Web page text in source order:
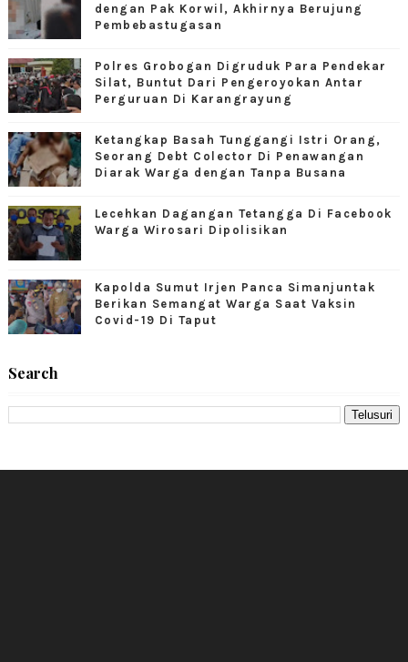
dengan Pak Korwil, Akhirnya Berujung
Pembebastugasan
Polres Grobogan Digruduk Para Pendekar
Silat, Buntut Dari Pengeroyokan Antar
Perguruan Di Karangrayung
Ketangkap Basah Tunggangi Istri Orang,
Seorang Debt Colector Di Penawangan
Diarak Warga dengan Tanpa Busana
Lecehkan Dagangan Tetangga Di Facebook
Warga Wirosari Dipolisikan
Kapolda Sumut Irjen Panca Simanjuntak
Berikan Semangat Warga Saat Vaksin
Covid-19 Di Taput
Search